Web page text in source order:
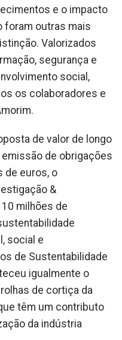
e o impacto
foram outras mais
Valorizados
segurança e
social,
os colaboradores e
de valor de longo
emissão de obrigações
de euros, o
&
milhões de
social e
de Sustentabilidade
igualmente o
de cortiça da
têm um contributo
da indústria